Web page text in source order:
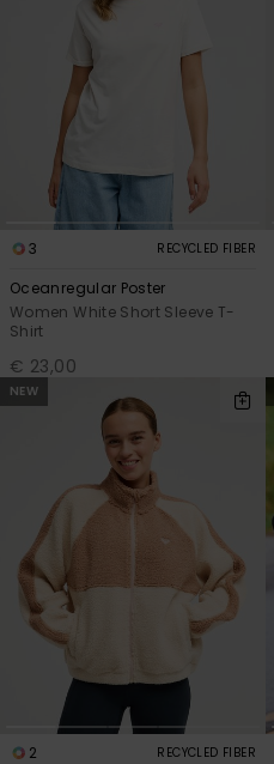
3 RECYCLED FIBER
Oceanregular Poster
Women White Short Sleeve T-
Shirt
€ 23,00
NEW
2 RECYCLED FIBER